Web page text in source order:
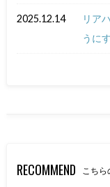
2025.12.14
リア
うに
RECOMMEND こちら